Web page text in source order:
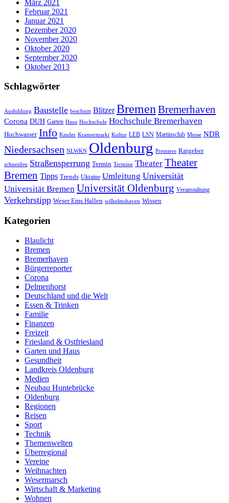
März 2021
Februar 2021
Januar 2021
Dezember 2020
November 2020
Oktober 2020
September 2020
Oktober 2013
Schlagwörter
Ausbildung Baustelle beschnitt Blitzer Bremen Bremerhaven
Corona DUH Garten Haus Hochschule Hochschule Bremerhaven
Hochwasser Info Kinder Kramermarkt Kultur LEB LSN Martinsclub Messe NDR
Niedersachsen NLWKN Oldenburg Premiere Ratgeber
schneiden Straßensperrung Termin Termine Theater Theater
Bremen Tipps Trends Ukraine Umleitung Universität
Universität Bremen Universität Oldenburg Veranstaltung
Verkehrstipp Weser Ems Hallen wilhelmshaven Wissen
Kategorien
Blaulicht
Bremen
Bremerhaven
Bürgerreporter
Corona
Delmenhorst
Deutschland und die Welt
Essen & Trinken
Familie
Finanzen
Freizeit
Friesland & Ostfriesland
Garten und Haus
Gesundheit
Landkreis Oldenburg
Medien
Neubau Huntebrücke
Oldenburg
Regionen
Reisen
Sport
Technik
Themenwelten
Überregional
Vereine
Weihnachten
Wesermarsch
Wirtschaft & Marketing
Wohnen